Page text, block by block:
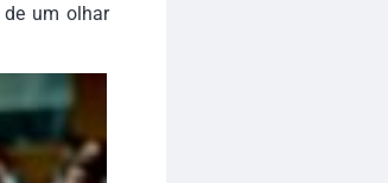
de um olhar